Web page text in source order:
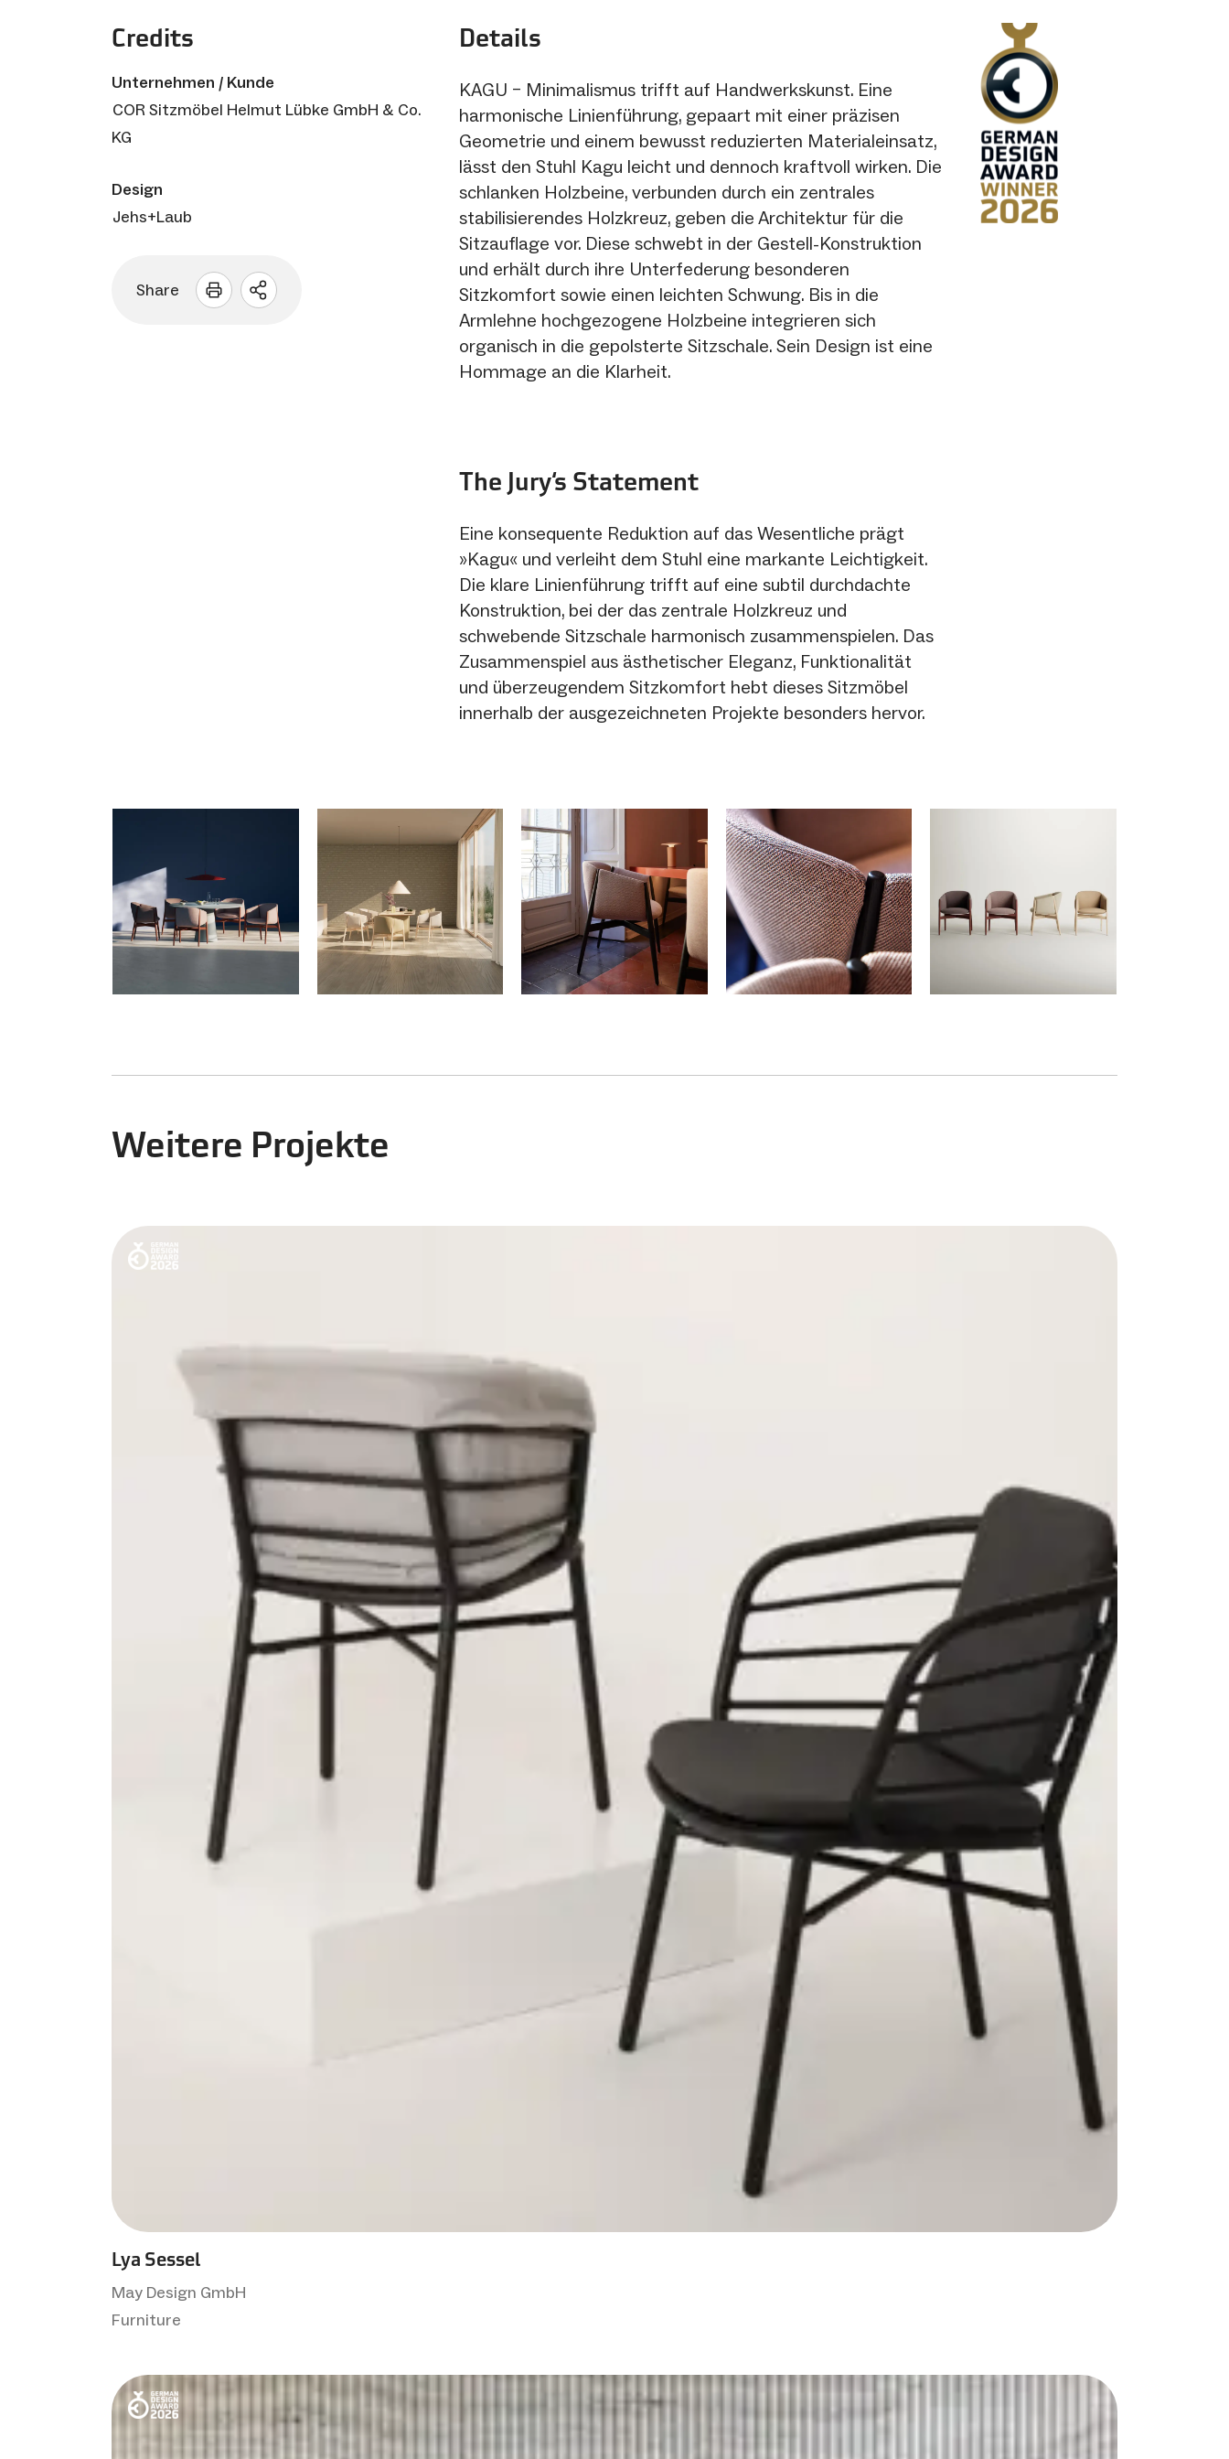
Credits
Unternehmen / Kunde
COR Sitzmöbel Helmut Lübke GmbH & Co.
KG
Design
Jehs+Laub
Share
Sharing
Details
KAGU – Minimalismus trifft auf Handwerkskunst. Eine
harmonische Linienführung, gepaart mit einer präzisen
Geometrie und einem bewusst reduzierten Materialeinsatz,
lässt den Stuhl Kagu leicht und dennoch kraftvoll wirken. Die
schlanken Holzbeine, verbunden durch ein zentrales
stabilisierendes Holzkreuz, geben die Architektur für die
Sitzauflage vor. Diese schwebt in der Gestell-Konstruktion
und erhält durch ihre Unterfederung besonderen
Sitzkomfort sowie einen leichten Schwung. Bis in die
Armlehne hochgezogene Holzbeine integrieren sich
organisch in die gepolsterte Sitzschale. Sein Design ist eine
Hommage an die Klarheit.
The Jury‘s Statement
Eine konsequente Reduktion auf das Wesentliche prägt
»Kagu« und verleiht dem Stuhl eine markante Leichtigkeit.
Die klare Linienführung trifft auf eine subtil durchdachte
Konstruktion, bei der das zentrale Holzkreuz und
schwebende Sitzschale harmonisch zusammenspielen. Das
Zusammenspiel aus ästhetischer Eleganz, Funktionalität
und überzeugendem Sitzkomfort hebt dieses Sitzmöbel
innerhalb der ausgezeichneten Projekte besonders hervor.
Weitere Projekte
Lya Sessel
May Design GmbH
Furniture